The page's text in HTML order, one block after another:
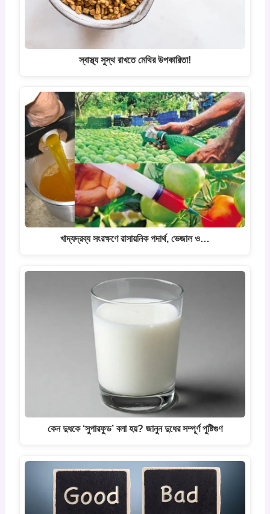
স্বাস্থ্য সুস্থ রাখতে মেথির উপকারিতা!
খাদ্যদ্রব্য সংরক্ষণে রাসায়নিক পদার্থ, ভেজাল ও…
কেন দুধকে ‘সুপারফুড’ বলা হয়? জানুন দুধের সম্পূর্ণ পুষ্টিগুণ